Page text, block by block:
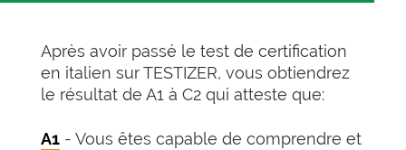
Après avoir passé le test de certification
en italien sur TESTIZER, vous obtiendrez
le résultat de A1 à C2 qui atteste que:
A1 - Vous êtes capable de comprendre et